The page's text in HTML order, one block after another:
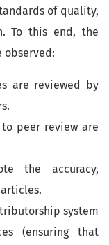
of quality,
To this end, the
observed:
are reviewed by
peer review are
the accuracy,
system
(ensuring that